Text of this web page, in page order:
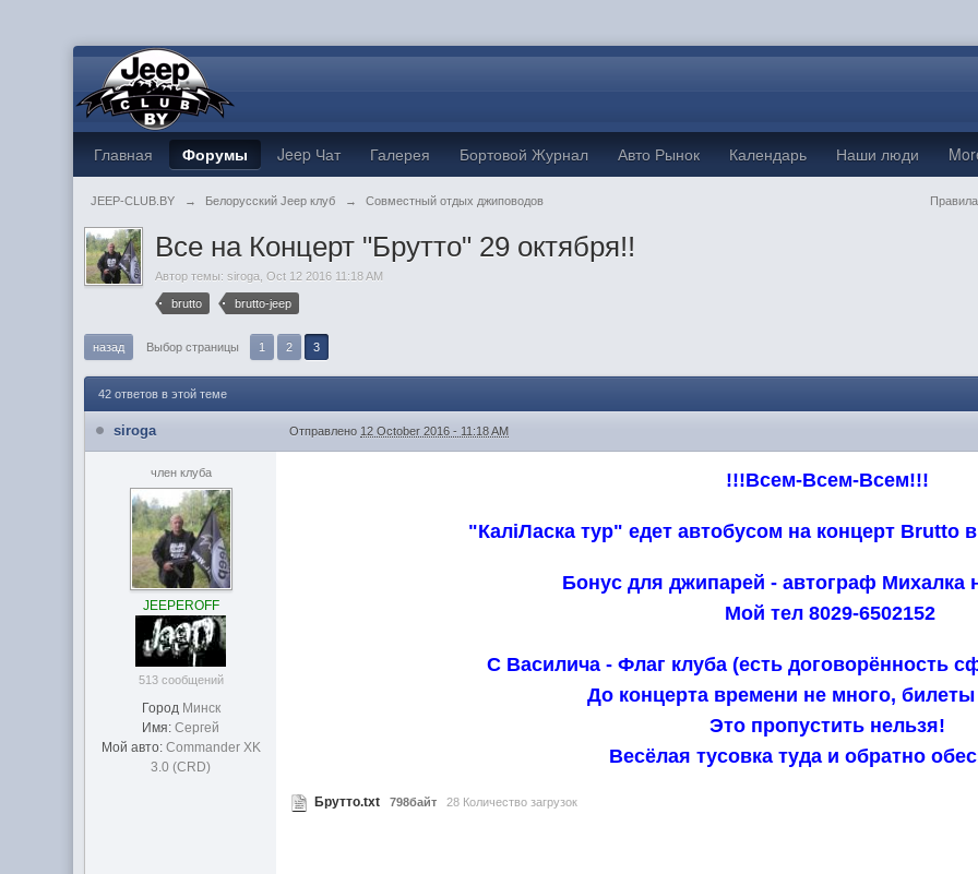
Главная Форумы Jeep Чат Галерея Бортовой Журнал Авто Рынок Календарь Наши люди
JEEP-CLUB.BY → Белорусский Jeep клуб → Совместный отдых джиповодов
Все на Концерт "Брутто" 29 октября!!
Автор темы:siroga ,Oct 12 2016 11:18 AM
brutto brutto-jeep
назад Выбор страницы 1 2 3
42 ответов в этой теме
siroga Отправлено 12 October 2016 - 11:18 AM
член клуба
JEEPEROFF
513 сообщений
Город Минск
Имя: Сергей
Мой авто: Commander XK
3.0 (CRD)
!!!Всем-Всем-Всем!!!
"КалiЛаска тур" едет автобусом на концерт Brutto
Бонус для джипарей - автограф Михалка
Мой тел 8029-6502152
С Василича - Флаг клуба (есть договорённость
До концерта времени не много,
Это пропустить нельзя!
Весёлая тусовка туда и обратно
Брутто.txt 798байт 28 Количество загрузок